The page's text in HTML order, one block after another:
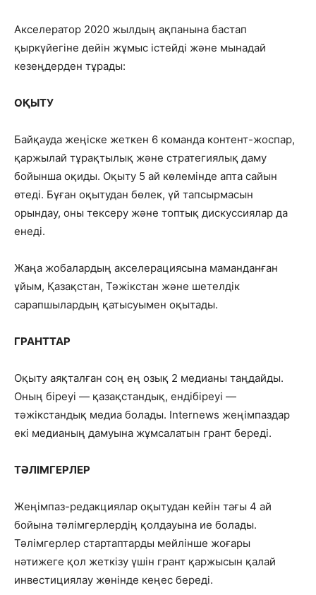
Акселератор 2020 жылдың ақпанына бастап
қыркүйегіне дейін жұмыс істейді және мынадай
кезеңдерден тұрады:
ОҚЫТУ
Байқауда жеңіске жеткен 6 команда контент-жоспар,
қаржылай тұрақтылық және стратегиялық даму
бойынша оқиды. Оқыту 5 ай көлемінде апта сайын
өтеді. Бұған оқытудан бөлек, үй тапсырмасын
орындау, оны тексеру және топтық дискуссиялар да
енеді.
Жаңа жобалардың акселерациясына маманданған
ұйым, Қазақстан, Тәжікстан және шетелдік
сарапшылардың қатысуымен оқытады.
ГРАНТТАР
Оқыту аяқталған соң ең озық 2 медианы таңдайды.
Оның біреуі — қазақстандық, ендібіреуі —
тәжікстандық медиа болады. Internews жеңімпаздар
екі медианың дамуына жұмсалатын грант береді.
ТӘЛІМГЕРЛЕР
Жеңімпаз-редакциялар оқытудан кейін тағы 4 ай
бойына тәлімгерлердің қолдауына ие болады.
Тәлімгерлер стартаптарды мейлінше жоғары
нәтижеге қол жеткізу үшін грант қаржысын қалай
инвестициялау жөнінде кеңес береді.